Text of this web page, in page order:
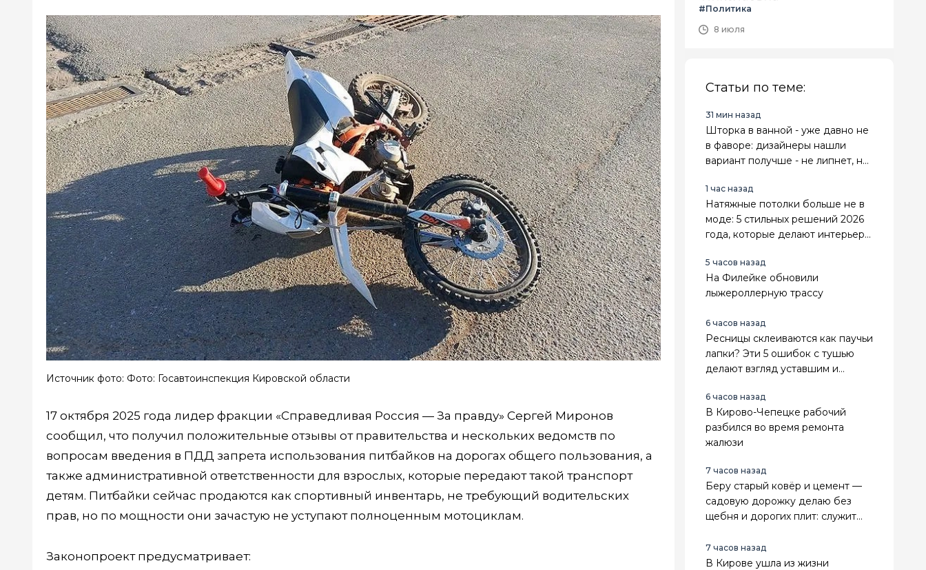
Источник фото: Фото: Госавтоинспекция Кировской области
17 октября 2025 года лидер фракции «Справедливая Россия — За правду» Сергей Миронов
сообщил, что получил положительные отзывы от правительства и нескольких ведомств по
вопросам введения в ПДД запрета использования питбайков на дорогах общего пользования, а
также административной ответственности для взрослых, которые передают такой транспорт
детям. Питбайки сейчас продаются как спортивный инвентарь, не требующий водительских
прав, но по мощности они зачастую не уступают полноценным мотоциклам.
Законопроект предусматривает:
#Политика
8 июля
Статьи по теме:
31 мин назад
Шторка в ванной - уже давно не
в фаворе: дизайнеры нашли
вариант получше - не липнет, не
1 час назад
Натяжные потолки больше не в
моде: 5 стильных решений 2026
года, которые делают интерьер
5 часов назад
На Филейке обновили
лыжероллерную трассу
6 часов назад
Ресницы склеиваются как паучьи
лапки? Эти 5 ошибок с тушью
делают взгляд уставшим и
6 часов назад
В Кирово-Чепецке рабочий
разбился во время ремонта
жалюзи
7 часов назад
Беру старый ковёр и цемент —
садовую дорожку делаю без
щебня и дорогих плит: служит
нулевые
7 часов назад
В Кирове ушла из жизни